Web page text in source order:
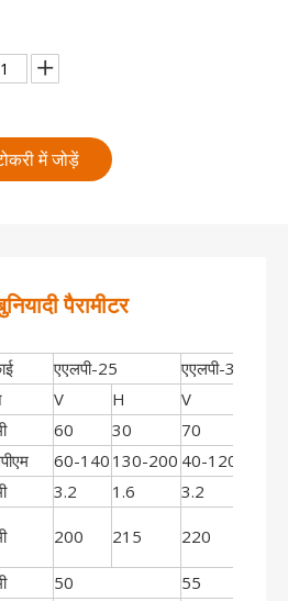
में जोड़ें
पैरामीटर
एएलपी-25
एएलपी-35
V H V
60 30 70
60-140 130-200 40-120
3.2 1.6 3.2
200 215 220
50
55